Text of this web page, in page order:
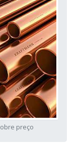
preço